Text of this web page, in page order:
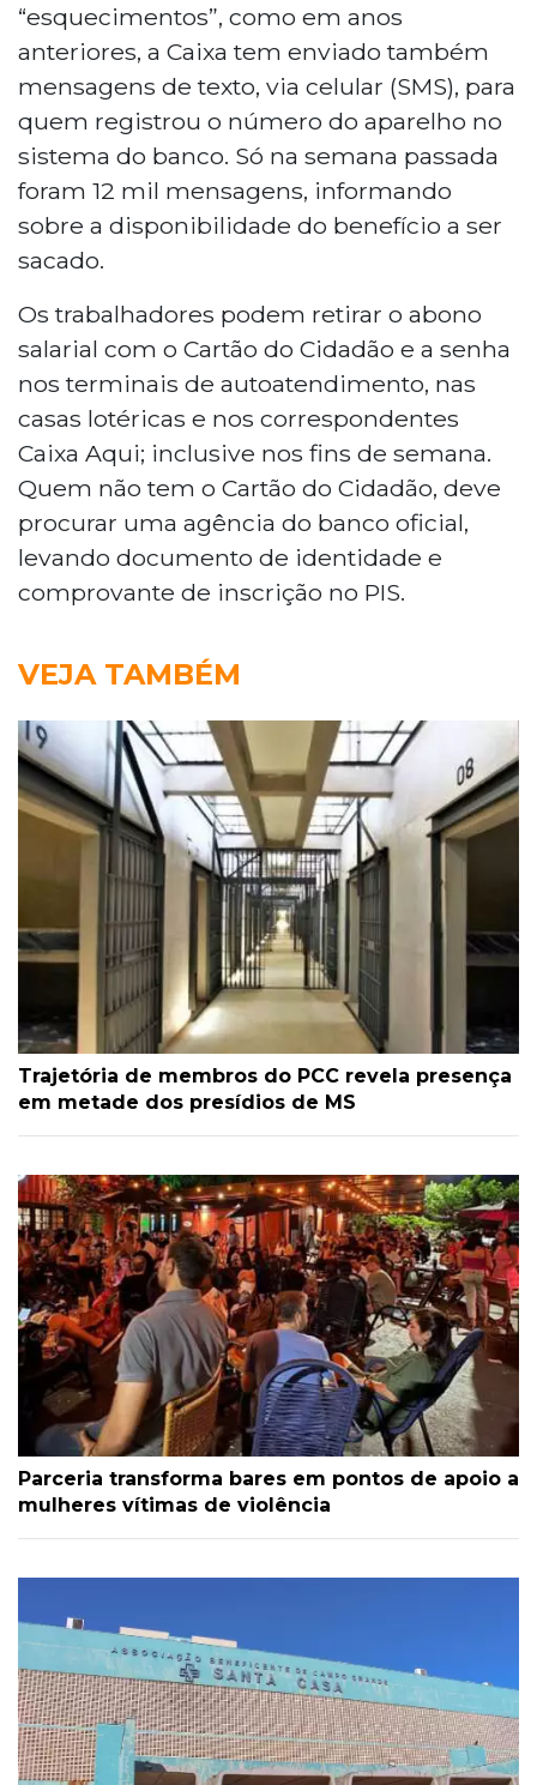
“esquecimentos”, como em anos
anteriores, a Caixa tem enviado também
mensagens de texto, via celular (SMS), para
quem registrou o número do aparelho no
sistema do banco. Só na semana passada
foram 12 mil mensagens, informando
sobre a disponibilidade do benefício a ser
sacado.
Os trabalhadores podem retirar o abono
salarial com o Cartão do Cidadão e a senha
nos terminais de autoatendimento, nas
casas lotéricas e nos correspondentes
Caixa Aqui; inclusive nos fins de semana.
Quem não tem o Cartão do Cidadão, deve
procurar uma agência do banco oficial,
levando documento de identidade e
comprovante de inscrição no PIS.
VEJA TAMBÉM
Trajetória de membros do PCC revela presença
em metade dos presídios de MS
Parceria transforma bares em pontos de apoio a
mulheres vítimas de violência